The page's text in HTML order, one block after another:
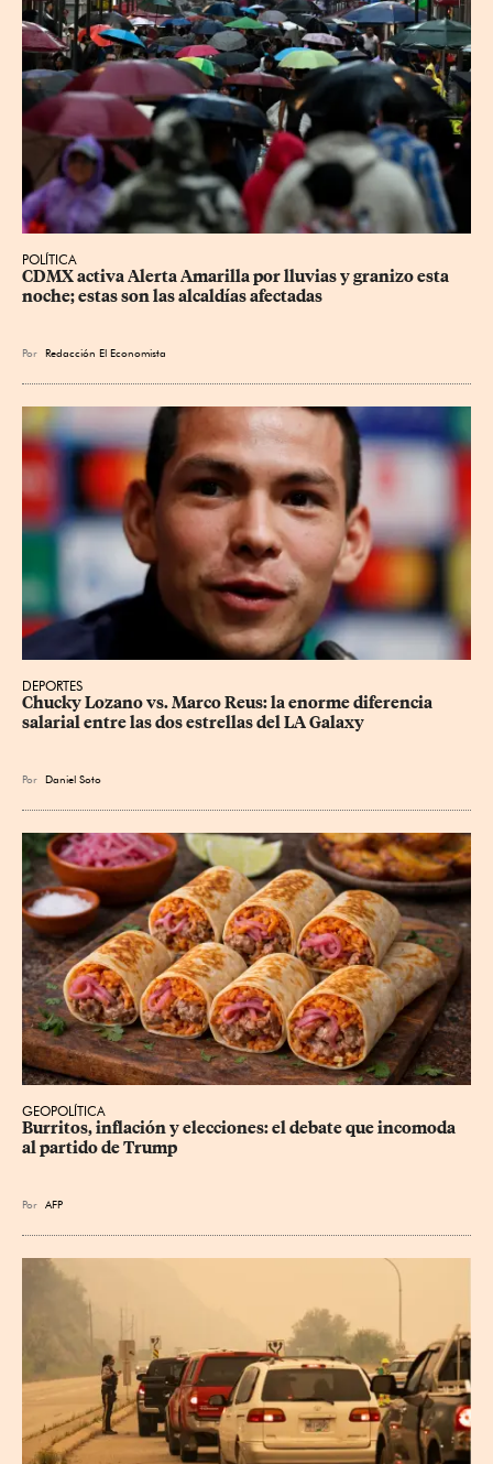
POLÍTICA
CDMX activa Alerta Amarilla por lluvias y granizo esta
noche; estas son las alcaldías afectadas
Por Redacción El Economista
DEPORTES
Chucky Lozano vs. Marco Reus: la enorme diferencia
salarial entre las dos estrellas del LA Galaxy
Por Daniel Soto
GEOPOLÍTICA
Burritos, inflación y elecciones: el debate que incomoda
al partido de Trump
Por AFP